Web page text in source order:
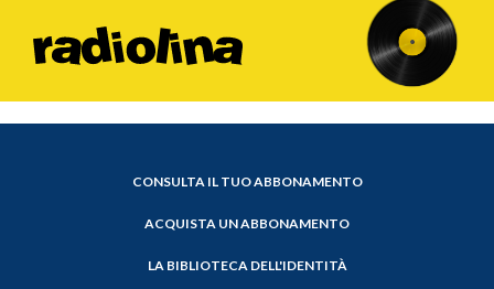
CONSULTA IL TUO ABBONAMENTO
ACQUISTA UN ABBONAMENTO
LA BIBLIOTECA DELL'IDENTITÀ